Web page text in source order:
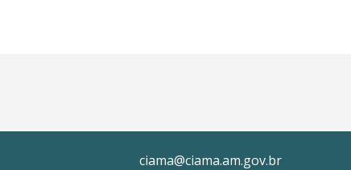
ciama@ciama.am.gov.br